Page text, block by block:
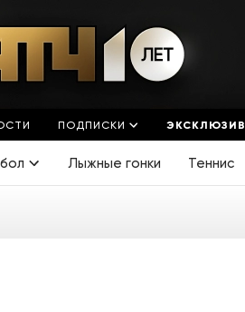
ПОДПИСКИ ЭКСКЛЮЗИВ
Лыжные гонки Теннис